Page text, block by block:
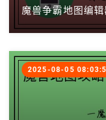
魔兽争霸地图编
2025-08-05